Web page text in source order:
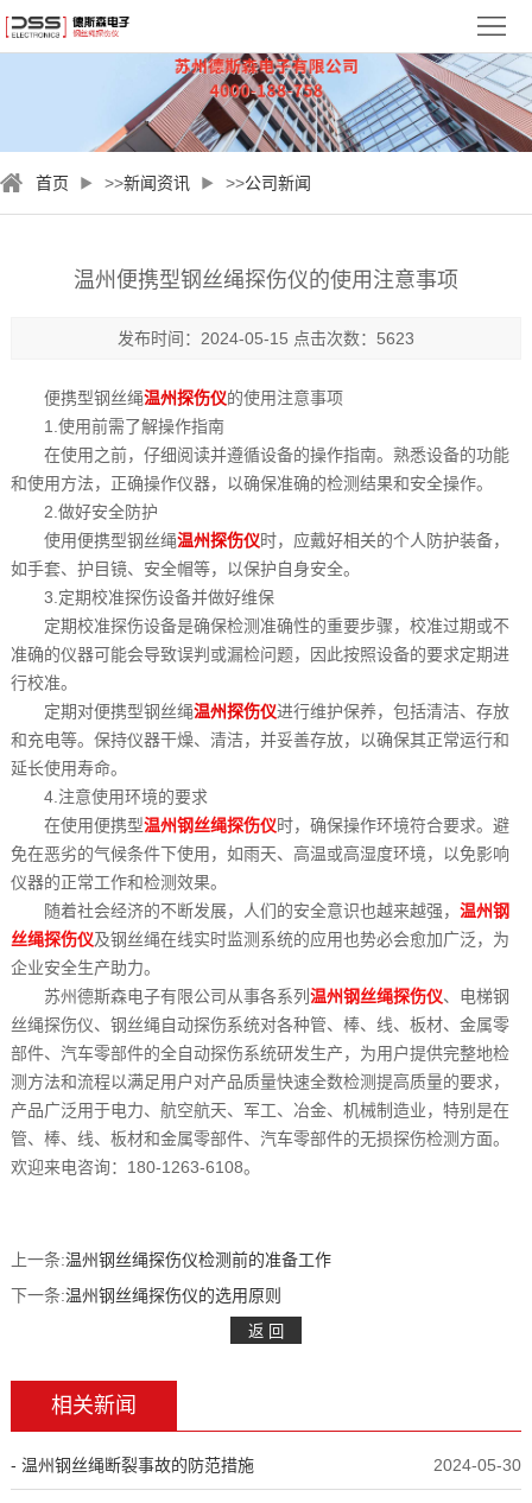
首
德
闻
钢
持
们
首页 >>新闻资讯 >>公司新闻
温州便携型钢丝绳探伤仪的使用注意事项
发布时间：2024-05-15 点击次数：5623
便携型钢丝绳温州探伤仪的使用注意事项
1.使用前需了解操作指南
在使用之前，仔细阅读并遵循设备的操作指南。熟悉设备的功能
和使用方法，正确操作仪器，以确保准确的检测结果和安全操作。
2.做好安全防护
使用便携型钢丝绳温州探伤仪时，应戴好相关的个人防护装备，
如手套、护目镜、安全帽等，以保护自身安全。
3.定期校准探伤设备并做好维保
定期校准探伤设备是确保检测准确性的重要步骤，校准过期或不
准确的仪器可能会导致误判或漏检问题，因此按照设备的要求定期进
行校准。
定期对便携型钢丝绳温州探伤仪进行维护保养，包括清洁、存放
和充电等。保持仪器干燥、清洁，并妥善存放，以确保其正常运行和
延长使用寿命。
4.注意使用环境的要求
在使用便携型温州钢丝绳探伤仪时，确保操作环境符合要求。避
免在恶劣的气候条件下使用，如雨天、高温或高湿度环境，以免影响
仪器的正常工作和检测效果。
随着社会经济的不断发展，人们的安全意识也越来越强， 温州钢
丝绳探伤仪及钢丝绳在线实时监测系统的应用也势必会愈加广泛，为
企业安全生产助力。
苏州德斯森电子有限公司从事各系列 温州钢丝绳探伤仪、电梯钢
丝绳探伤仪、钢丝绳自动探伤系统对各种管、棒、线、板材、金属零
部件、汽车零部件的全自动探伤系统研发生产，为用户提供完整地检
测方法和流程以满足用户对产品质量快速全数检测提高质量的要求，
产品广泛用于电力、航空航天、军工、冶金、机械制造业，特别是在
管、棒、线、板材和金属零部件、汽车零部件的无损探伤检测方面。
欢迎来电咨询：180-1263-6108。
上一条:温州钢丝绳探伤仪检测前的准备工作
下一条:温州钢丝绳探伤仪的选用原则
相关新闻
- 温州钢丝绳断裂事故的防范措施 2024-05-30